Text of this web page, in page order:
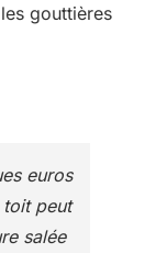
gouttières
euros
peut
salée